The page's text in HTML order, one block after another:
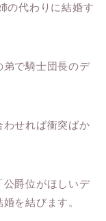
の代わりに結婚す
弟で騎士団長のデ
せれば衝突ばか
公爵位がほしいデ
を結びます。